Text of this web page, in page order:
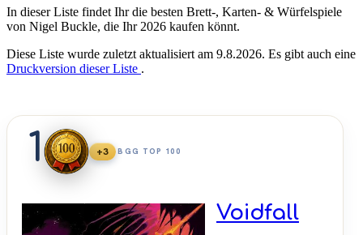
In dieser Liste findet Ihr die besten Brett-, Karten- & Würfelspiele
von Nigel Buckle, die Ihr 2026 kaufen könnt.
Diese Liste wurde zuletzt aktualisiert am 9.8.2026. Es gibt auch eine
Druckversion dieser Liste .
1 +3 BGG TOP 100
Voidfall